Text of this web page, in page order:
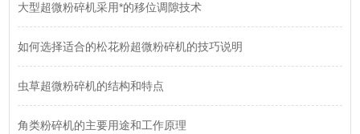
大型超微粉碎机采用*的移位调隙技术
如何选择适合的松花粉超微粉碎机的技巧说明
虫草超微粉碎机的结构和特点
角类粉碎机的主要用途和工作原理